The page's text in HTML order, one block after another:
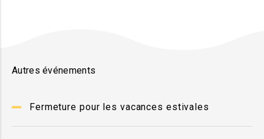
Autres événements
Fermeture pour les vacances estivales